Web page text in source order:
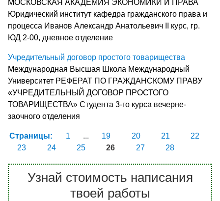
МОСКОВСКАЯ АКАДЕМИЯ ЭКОНОМИКИ И ПРАВА
Юридический институт кафедра гражданского права и
процесса Иванов Александр Анатольевич II курс, гр.
ЮД 2-00, дневное отделение
Учредительный договор простого товарищества
Международная Высшая Школа Международный
Университет РЕФЕРАТ ПО ГРАЖДАНСКОМУ ПРАВУ
«УЧРЕДИТЕЛЬНЫЙ ДОГОВОР ПРОСТОГО
ТОВАРИЩЕСТВА» Студента 3-го курса вечерне-
заочного отделения
Страницы: 1 ... 19 20 21
22
23
24 25 26 27 28
Узнай стоимость написания
твоей работы